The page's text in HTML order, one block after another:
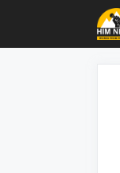
content